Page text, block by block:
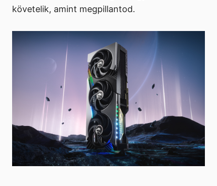
követelik, amint megpillantod.